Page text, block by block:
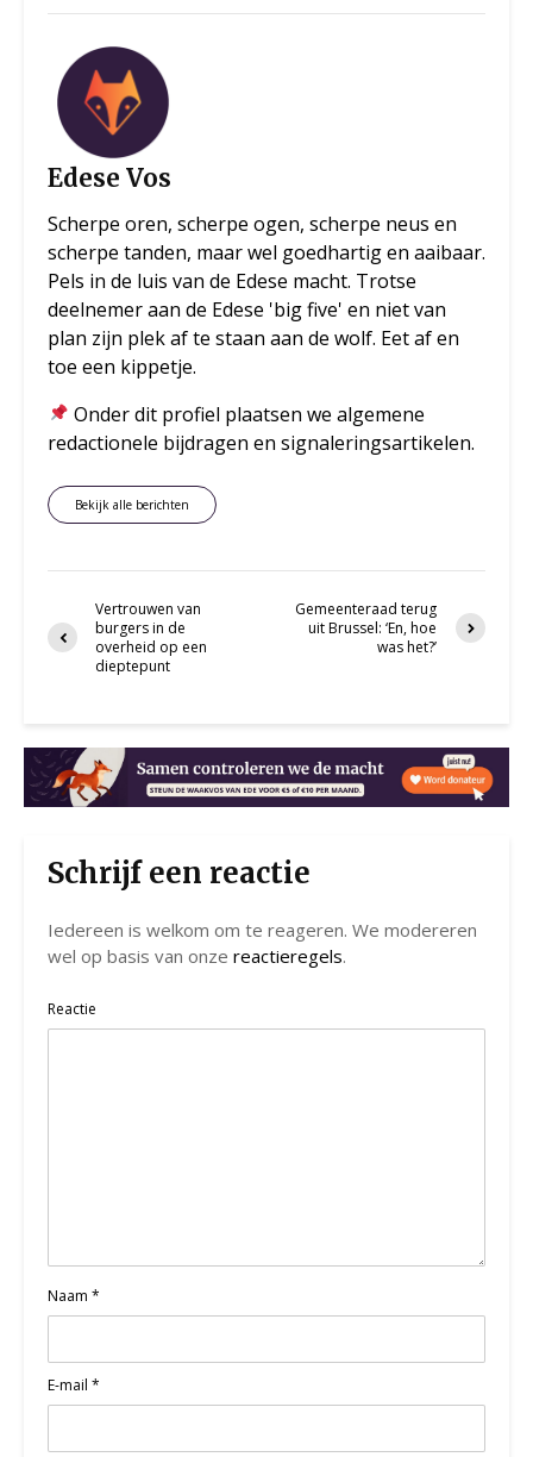
Edese Vos
Scherpe oren, scherpe ogen, scherpe neus en
scherpe tanden, maar wel goedhartig en aaibaar.
Pels in de luis van de Edese macht. Trotse
deelnemer aan de Edese 'big five' en niet van
plan zijn plek af te staan aan de wolf. Eet af en
toe een kippetje.
Onder dit profiel plaatsen we algemene
redactionele bijdragen en signaleringsartikelen.
Bekijk alle berichten
Vertrouwen van
burgers in de
overheid op een
dieptepunt
Gemeenteraad terug
uit Brussel: ‘En, hoe
was het?’
Schrijf een reactie
Iedereen is welkom om te reageren. We modereren
wel op basis van onze reactieregels.
Reactie
Naam *
E-mail *